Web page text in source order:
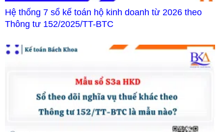
Hệ thống 7 sổ kế toán hộ kinh doanh từ 2026 theo
Thông tư 152/2025/TT-BTC